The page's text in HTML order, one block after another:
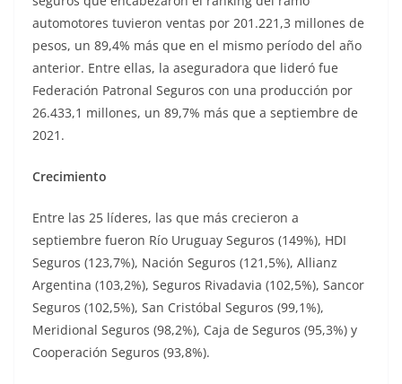
automotores tuvieron ventas por 201.221,3 millones de
pesos, un 89,4% más que en el mismo período del año
anterior. Entre ellas, la aseguradora que lideró fue
Federación Patronal Seguros con una producción por
26.433,1 millones, un 89,7% más que a septiembre de
2021.
Crecimiento
Entre las 25 líderes, las que más crecieron a
septiembre fueron Río Uruguay Seguros (149%), HDI
Seguros (123,7%), Nación Seguros (121,5%), Allianz
Argentina (103,2%), Seguros Rivadavia (102,5%), Sancor
Seguros (102,5%), San Cristóbal Seguros (99,1%),
Meridional Seguros (98,2%), Caja de Seguros (95,3%) y
Cooperación Seguros (93,8%).